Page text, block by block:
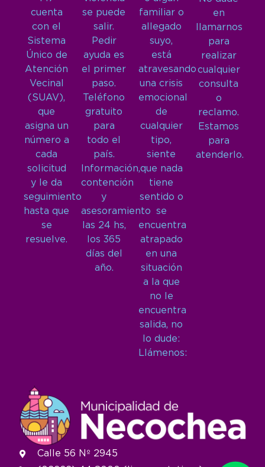
cuenta
con el
Sistema
Único de
Atención
Vecinal
(SUAV),
que
asigna un
número a
cada
solicitud
y le da
seguimiento
hasta que
se
resuelve.
se puede
salir.
Pedir
ayuda es
el primer
paso.
Teléfono
gratuito
para
todo el
país.
Información,
contención
y
asesoramiento
las 24 hs,
los 365
días del
año.
familiar o
allegado
suyo,
está
atravesando
una crisis
emocional
de
cualquier
tipo,
siente
que nada
tiene
sentido o
se
encuentra
atrapado
en una
situación
a la que
no le
encuentra
salida, no
lo dude:
Llámenos:
en
llamarnos
para
realizar
cualquier
consulta
o
reclamo.
Estamos
para
atenderlo.
Calle 56 Nº 2945